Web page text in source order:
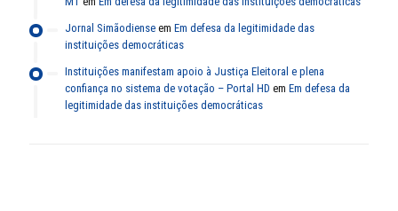
Jornal Simãodiense em Em defesa da legitimidade das
instituições democráticas
Instituições manifestam apoio à Justiça Eleitoral e plena
confiança no sistema de votação – Portal HD em Em defesa da
legitimidade das instituições democráticas